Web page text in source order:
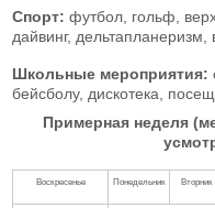
Спорт: футбол, гольф,
дайвинг, дельтапланеризм,
Школьные мероприятия:
бейсболу, дискотека,
Примерная неделя
Воскресенье Понедельник Вторник